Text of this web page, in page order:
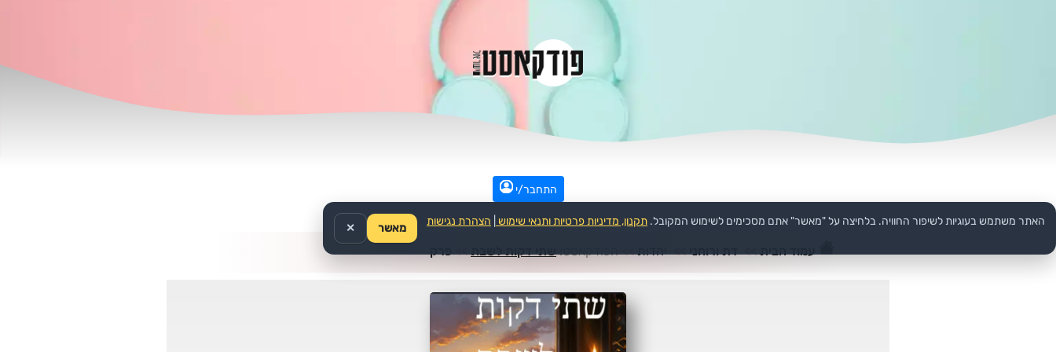
התחבר/י
עמוד הבית >> דת ורוחני >> יהדות >>הפודקאסט: שתי דקות לשבת >>פרק
האתר משתמש בעוגיות לשיפור החוויה. בלחיצה על "מאשר" אתם מסכימים לשימוש המקובל. תקנון, מדיניות פרטיות ותנאי שימוש הצהרת נגישות
מאשר ✕